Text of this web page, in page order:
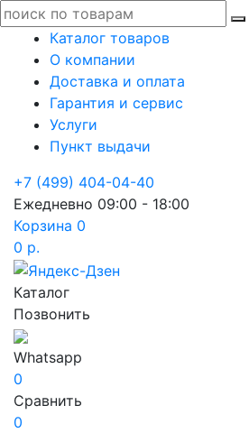
Каталог товаров
О компании
Доставка и оплата
Гарантия и сервис
Услуги
Пункт выдачи
+7 (499) 404-04-40
Ежедневно 09:00 - 18:00
Корзина 0
0 р.
Каталог
Позвонить
Whatsapp
0
Сравнить
0